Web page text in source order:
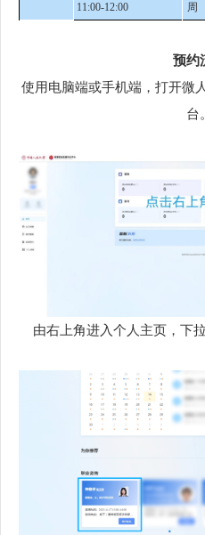
11:00-12:00 周
预约
使用电脑端或手机端，打开微
台。
由右上角进入个人主页，下